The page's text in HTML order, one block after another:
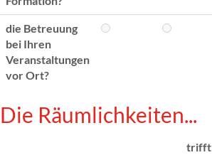
die Betreuung
bei Ihren
Veranstaltungen
vor Ort?
Die Räumlichkeiten...
trifft